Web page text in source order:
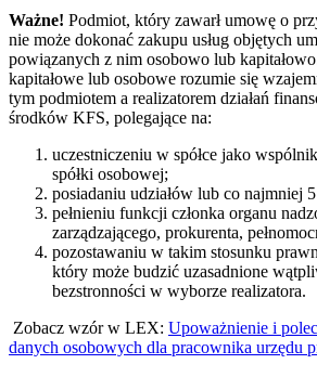
Ważne! Podmiot, który zawarł umowę o
nie może dokonać zakupu usług objętych
powiązanych z nim osobowo lub
kapitałowe lub osobowe rozumie się
tym podmiotem a realizatorem działań
środków KFS, polegające na:
uczestniczeniu w spółce jako
spółki osobowej;
posiadaniu udziałów lub co najmniej
pełnieniu funkcji członka organu
zarządzającego, prokurenta,
pozostawaniu w takim stosunku
który może budzić uzasadnione
bezstronności w wyborze realizatora.
Zobacz wzór w LEX: Upoważnienie i
danych osobowych dla pracownika urzędu